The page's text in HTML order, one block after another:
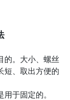
的。大小、螺丝
短、取出方便的
于固定的。